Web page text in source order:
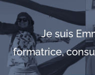
Je suis
formatrice,